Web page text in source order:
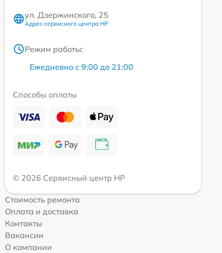
ул. Дзержинского, 25
Адрес сервисного центра HP
Режим работы:
Ежедневно с 9:00 до 21:00
Способы оплаты
© 2026 Сервисный центр HP
Стоимость ремонта
Оплата и доставка
Контакты
Вакансии
О компании